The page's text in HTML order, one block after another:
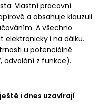
Vlastní pracovní
a obsahuje klauzuli
A všechno
elektronicky i na dálku.
u potenciálně
odvolání z funkce).
i dnes uzavírají